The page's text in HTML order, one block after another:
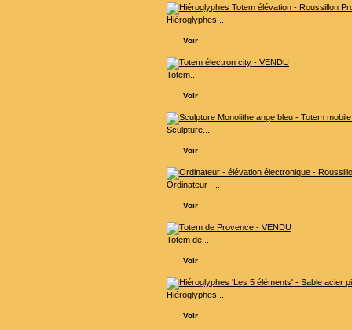
Hiéroglyphes...
Voir
Totem...
Voir
Sculpture...
Voir
Ordinateur -...
Voir
Totem de...
Voir
Hiéroglyphes...
Voir